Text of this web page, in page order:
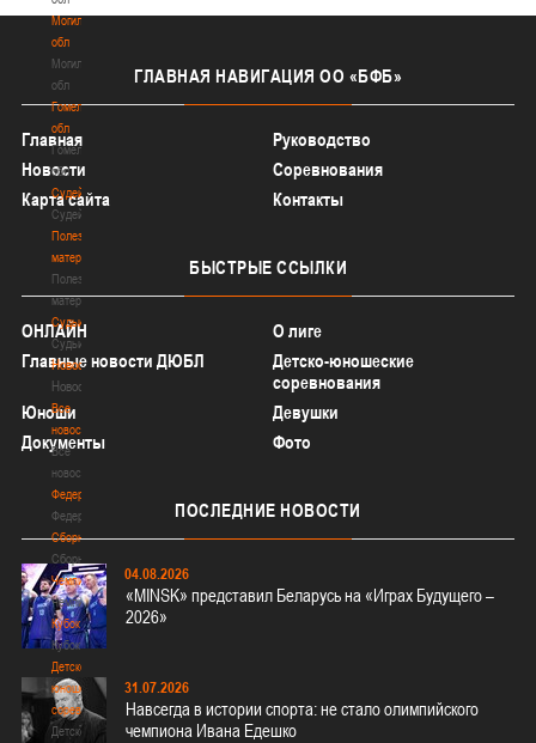
Могилевская
обл
Могилевская
обл
Гомельская
обл
Гомельская
обл
Судейство
Судейство
Полезные
материалы
Полезные
материалы
Судьи
Судьи
Новости
Новости
Все
новости
Все
новости
Федерация
Федерация
Сборные
Сборные
Чемпионат
Чемпионат
Кубок
Кубок
Детско-
юношеские
соревнования
Детско-
ГЛАВНАЯ НАВИГАЦИЯ ОО «БФБ»
Главная
Руководство
Новости
Соревнования
Карта сайта
Контакты
БЫСТРЫЕ ССЫЛКИ
ОНЛАЙН
О лиге
Главные новости ДЮБЛ
Детско-юношеские
соревнования
Юноши
Девушки
Документы
Фото
ПОСЛЕДНИЕ НОВОСТИ
04.08.2026
«MINSK» представил Беларусь на «Играх Будущего –
2026»
31.07.2026
Навсегда в истории спорта: не стало олимпийского
чемпиона Ивана Едешко